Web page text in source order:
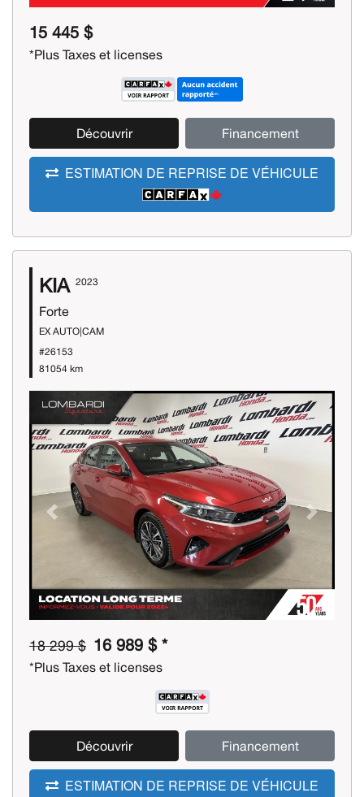
15 445 $
*Plus Taxes et licenses
Découvrir Financement
ESTIMATION DE REPRISE DE VÉHICULE
KIA 2023
Forte
EX AUTO|CAM
#26153
81054 km
Previous Next
18 299 $ 16 989 $ *
*Plus Taxes et licenses
Découvrir Financement
ESTIMATION DE REPRISE DE VÉHICULE